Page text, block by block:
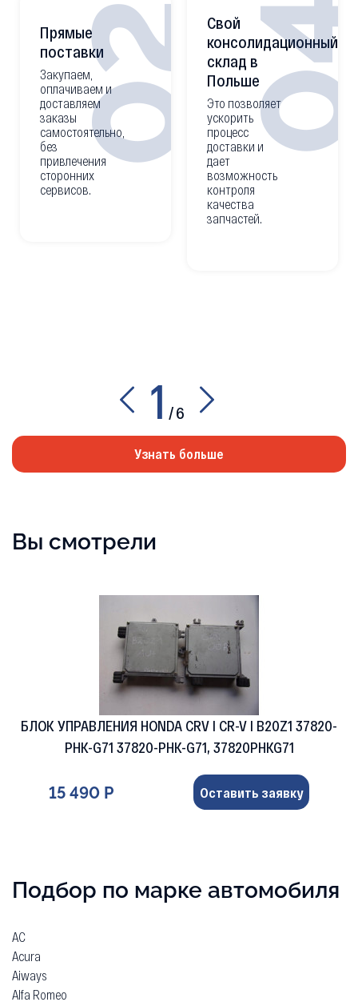
02
Прямые
поставки
Закупаем,
оплачиваем и
доставляем
заказы
самостоятельно,
без
привлечения
сторонних
сервисов.
Свой
консолидационный
склад в
Польше
Это позволяет
ускорить
процесс
доставки и
дает
возможность
контроля
качества
запчастей.
1 /6
Узнать больше
Вы смотрели
БЛОК УПРАВЛЕНИЯ HONDA CRV I CR-V I B20Z1 37820-
PHK-G71 37820-PHK-G71, 37820PHKG71
15 490 Р Оставить заявку
Подбор по марке автомобиля
AC
Acura
Aiways
Alfa Romeo